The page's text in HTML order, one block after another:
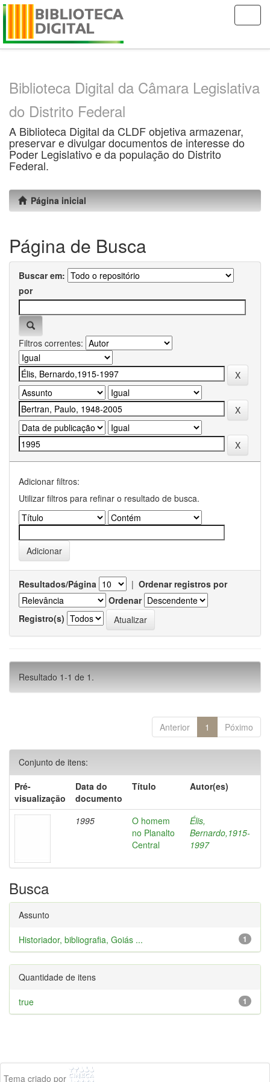
Skip
Biblioteca Digital da Câmara Legislativa
do Distrito Federal
A Biblioteca Digital da CLDF objetiva armazenar,
preservar e divulgar documentos de interesse do
Poder Legislativo e da população do Distrito
Federal.
Página inicial
Página de Busca
Buscar em:
por
Filtros correntes:
Adicionar filtros:
Utilizar filtros para refinar o resultado de busca.
Resultados/Página | Ordenar registros por
Ordenar
Registro(s)
Resultado 1-1 de 1.
Anterior 1 Póximo
Conjunto de itens:
Pré-
visualização
Data do
documento
Título Autor(es)
1995
O homem
no Planalto
Central
Élis,
Bernardo,1915-
1997
Busca
Assunto
1
Historiador, bibliografia, Goiás ...
Quantidade de itens
1
true
Tema criado por